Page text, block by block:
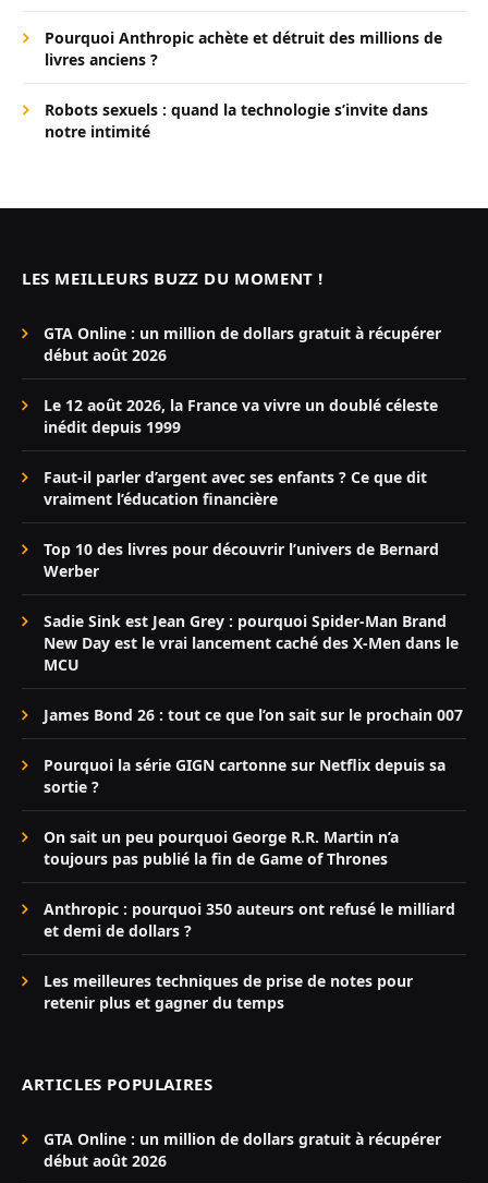
Pourquoi Anthropic achète et détruit des millions de
livres anciens ?
Robots sexuels : quand la technologie s’invite dans
notre intimité
LES MEILLEURS BUZZ DU MOMENT !
GTA Online : un million de dollars gratuit à récupérer
début août 2026
Le 12 août 2026, la France va vivre un doublé céleste
inédit depuis 1999
Faut-il parler d’argent avec ses enfants ? Ce que dit
vraiment l’éducation financière
Top 10 des livres pour découvrir l’univers de Bernard
Werber
Sadie Sink est Jean Grey : pourquoi Spider-Man Brand
New Day est le vrai lancement caché des X-Men dans le
MCU
James Bond 26 : tout ce que l’on sait sur le prochain 007
Pourquoi la série GIGN cartonne sur Netflix depuis sa
sortie ?
On sait un peu pourquoi George R.R. Martin n’a
toujours pas publié la fin de Game of Thrones
Anthropic : pourquoi 350 auteurs ont refusé le milliard
et demi de dollars ?
Les meilleures techniques de prise de notes pour
retenir plus et gagner du temps
ARTICLES POPULAIRES
GTA Online : un million de dollars gratuit à récupérer
début août 2026